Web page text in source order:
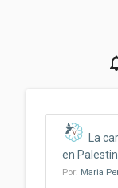
La
en
Por: Maria